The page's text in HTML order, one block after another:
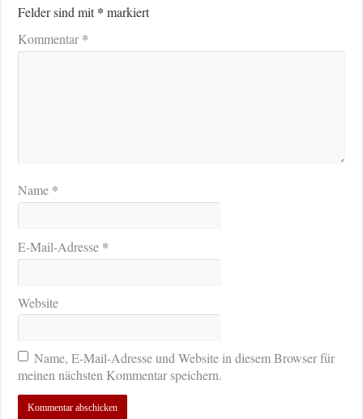
Felder sind mit* markiert
Kommentar*
Name *
E-Mail-Adresse *
Website
Name, E-Mail-Adresse und Website in diesem Browser für
meinen nächsten Kommentar speichern.